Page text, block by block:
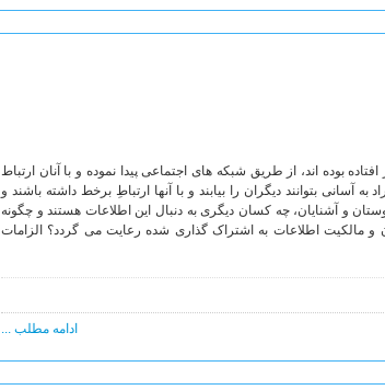
بوده اند، از طریق شبکه های اجتماعی پیدا نموده و با آنان ارتباط
آسانی بتوانند دیگران را بیابند و با آنها ارتباطِ برخط داشته باشند و
و آشنایان، چه کسان دیگری به دنبال این اطلاعات هستند و چگونه
و مالکیت اطلاعات به اشتراک گذاری شده رعایت می گردد؟ الزامات
ادامه مطلب ...